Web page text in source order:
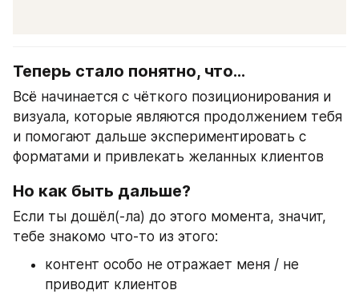
Теперь стало понятно, что…
Всё начинается с чёткого позиционирования и
визуала, которые являются продолжением тебя
и помогают дальше экспериментировать с
форматами и привлекать желанных клиентов
Но как быть дальше?
Если ты дошёл(-ла) до этого момента, значит,
тебе знакомо что-то из этого:
контент особо не отражает меня / не
приводит клиентов